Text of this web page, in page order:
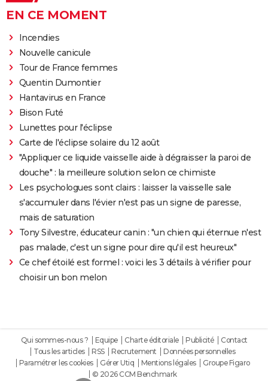
EN CE MOMENT
Incendies
Nouvelle canicule
Tour de France femmes
Quentin Dumontier
Hantavirus en France
Bison Futé
Lunettes pour l'éclipse
Carte de l'éclipse solaire du 12 août
"Appliquer ce liquide vaisselle aide à dégraisser la paroi de
douche" : la meilleure solution selon ce chimiste
Les psychologues sont clairs : laisser la vaisselle sale
s'accumuler dans l'évier n'est pas un signe de paresse,
mais de saturation
Tony Silvestre, éducateur canin : "un chien qui éternue n'est
pas malade, c'est un signe pour dire qu'il est heureux"
Ce chef étoilé est formel : voici les 3 détails à vérifier pour
choisir un bon melon
Qui sommes-nous ? Equipe Charte éditoriale Publicité
Contact
Tous les articles
RSS Recrutement
Données personnelles
Paramétrer les cookies
Gérer Utiq Mentions légales
Groupe Figaro
© 2026 CCM Benchmark